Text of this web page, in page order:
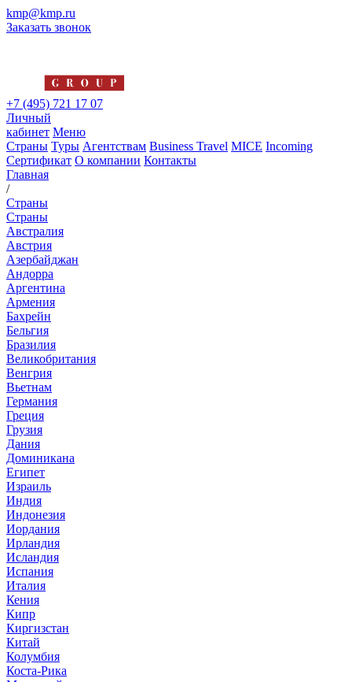
kmp@kmp.ru
Заказать звонок
+7 (495) 721 17 07
Личный
кабинет Меню
Страны Туры Агентствам Business Travel MICE Incoming
Сертификат О компании Контакты
Главная
/
Страны
Страны
Австралия
Австрия
Азербайджан
Андорра
Аргентина
Армения
Бахрейн
Бельгия
Бразилия
Великобритания
Венгрия
Вьетнам
Германия
Греция
Грузия
Дания
Доминикана
Египет
Израиль
Индия
Индонезия
Иордания
Ирландия
Исландия
Испания
Италия
Кения
Кипр
Киргизстан
Китай
Колумбия
Коста-Рика